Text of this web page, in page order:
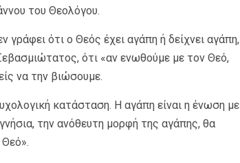
του Θεολόγου.
γράφει ότι ο Θεός έχει αγάπη ή δείχνει αγάπη,
ότι «αν ενωθούμε με τον Θεό,
να την βιώσουμε.
κατάσταση. Η αγάπη είναι η ένωση με
την ανόθευτη μορφή της αγάπης, θα